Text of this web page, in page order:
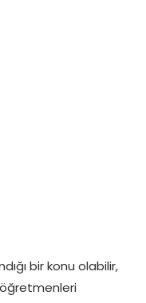
bir konu olabilir,
öğretmenleri